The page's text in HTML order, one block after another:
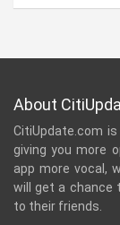
About
CitiUpdate.com
giving you more
app more vocal,
will get a chance
to their friends.